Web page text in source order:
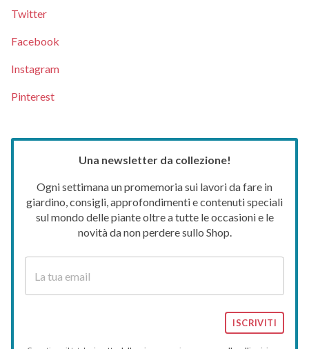
Twitter
Facebook
Instagram
Pinterest
Una newsletter da collezione!
Ogni settimana un promemoria sui lavori da fare in
giardino, consigli, approfondimenti e contenuti speciali
sul mondo delle piante oltre a tutte le occasioni e le
novità da non perdere sullo Shop.
ISCRIVITI